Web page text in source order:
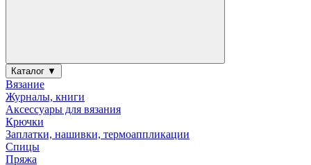
Каталог ▼
Вязание
Журналы, книги
Аксессуары для вязания
Крючки
Заплатки, нашивки, термоаппликации
Спицы
Пряжа